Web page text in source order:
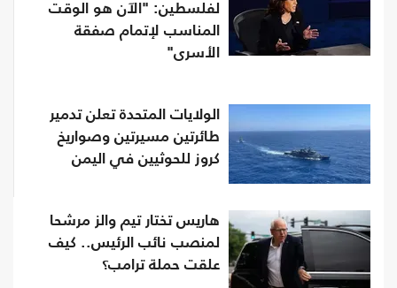
لفلسطين: "الآن هو الوقت
المناسب لإتمام صفقة
الأسرى"
الولايات المتحدة تعلن تدمير
طائرتين مسيرتين وصواريخ
كروز للحوثيين في اليمن
هاريس تختار تيم والز مرشحا
لمنصب نائب الرئيس.. كيف
علقت حملة ترامب؟